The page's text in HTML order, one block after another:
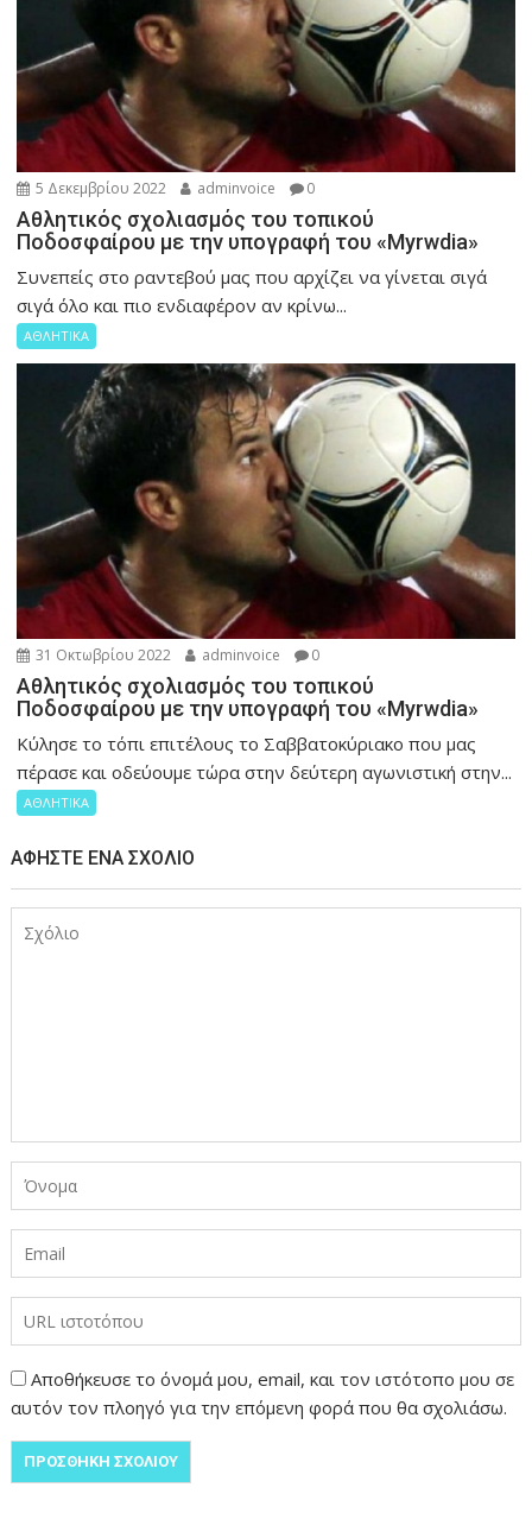
5 Δεκεμβρίου 2022 adminvoice 0
Αθλητικός σχολιασμός του τοπικού
Ποδοσφαίρου με την υπογραφή του «Myrwdia»
Συνεπείς στο ραντεβού μας που αρχίζει να γίνεται σιγά
σιγά όλο και πιο ενδιαφέρον αν κρίνω...
ΑΘΛΗΤΙΚΑ
31 Οκτωβρίου 2022 adminvoice 0
Αθλητικός σχολιασμός του τοπικού
Ποδοσφαίρου με την υπογραφή του «Myrwdia»
Κύλησε το τόπι επιτέλους το Σαββατοκύριακο που μας
πέρασε και οδεύουμε τώρα στην δεύτερη αγωνιστική στην...
ΑΘΛΗΤΙΚΑ
ΑΦΉΣΤΕ ΈΝΑ ΣΧΌΛΙΟ
Αποθήκευσε το όνομά μου, email, και τον ιστότοπο μου σε
αυτόν τον πλοηγό για την επόμενη φορά που θα σχολιάσω.